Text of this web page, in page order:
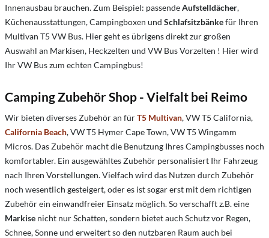
Innenausbau brauchen. Zum Beispiel: passendeAufstelldächer,
Küchenausstattungen, Campingboxen und Schlafsitzbänkefür Ihren
Multivan T5 VW Bus. Hier geht es übrigens direkt zur großen
Auswahl an Markisen, Heckzelten und VW Bus Vorzelten ! Hier wird
Ihr VW Bus zum echten Campingbus!
Camping Zubehör Shop - Vielfalt bei Reimo
Wir bieten diverses Zubehör an fürT5 Multivan, VW T5 California,
California Beach, VW T5 Hymer Cape Town, VW T5 Wingamm
Micros. Das Zubehör macht die Benutzung Ihres Campingbusses noch
komfortabler. Ein ausgewähltes Zubehör personalisiert Ihr Fahrzeug
nach Ihren Vorstellungen. Vielfach wird das Nutzen durch Zubehör
noch wesentlich gesteigert, oder es ist sogar erst mit dem richtigen
Zubehör ein einwandfreier Einsatz möglich. So verschafft z.B. eine
Markise nicht nur Schatten, sondern bietet auch Schutz vor Regen,
Schnee, Sonne und erweitert so den nutzbaren Raum auch bei